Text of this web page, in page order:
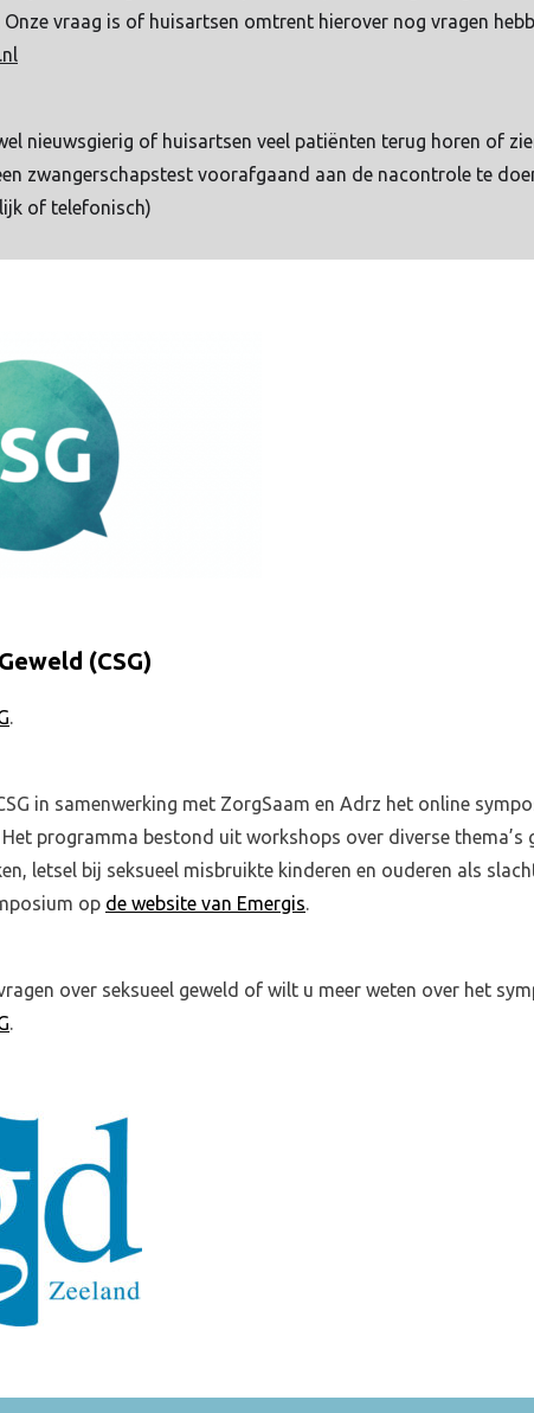
vraag is of huisartsen omtrent hierover nog vragen
nieuwsgierig of huisartsen veel patiënten terug horen of
zwangerschapstest voorafgaand aan de nacontrole te
of telefonisch)
(CSG)
in samenwerking met ZorgSaam en Adrz het online
programma bestond uit workshops over diverse thema’s
letsel bij seksueel misbruikte kinderen en ouderen als
op de website van Emergis
over seksueel geweld of wilt u meer weten over het